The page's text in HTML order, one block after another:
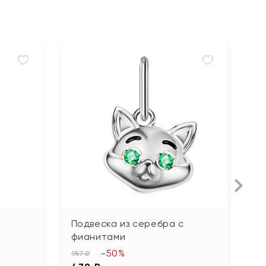
Подвеска из серебра с
фианитами
957 ₽ -50%